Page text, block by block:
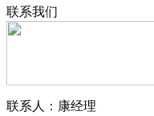
联系我们
联系人：康经理